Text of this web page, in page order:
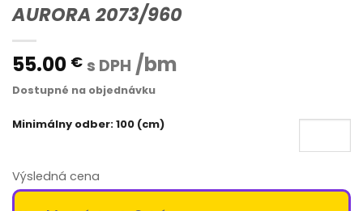
AURORA 2073/960
55.00 € s DPH /bm
Dostupné na objednávku
Minimálny odber: 100 (cm)
Výsledná cena